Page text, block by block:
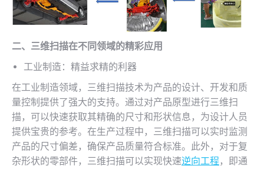
二、三维扫描在不同领域的精彩应用
工业制造：精益求精的利器
在工业制造领域，三维扫描技术为产品的设计、开发和质
量控制提供了强大的支持。通过对产品原型进行三维扫
描，可以快速获取其精确的尺寸和形状信息，为设计人员
提供宝贵的参考。在生产过程中，三维扫描可以实时监测
产品的尺寸偏差，确保产品质量符合标准。此外，对于复
杂形状的零部件，三维扫描可以实现快速逆向工程 ，即通